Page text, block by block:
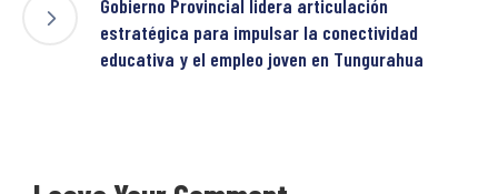
Gobierno Provincial lidera articulación
estratégica para impulsar la conectividad
educativa y el empleo joven en Tungurahua